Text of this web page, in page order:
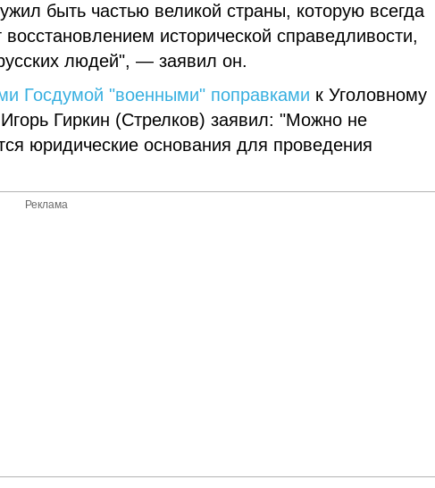
быть частью великой страны, которую всегда
исторической справедливости,
людей", — заявил он.
Госдумой "военными" поправками к Уголовному
Гиркин (Стрелков) заявил: "Можно не
юридические основания для проведения
Реклама